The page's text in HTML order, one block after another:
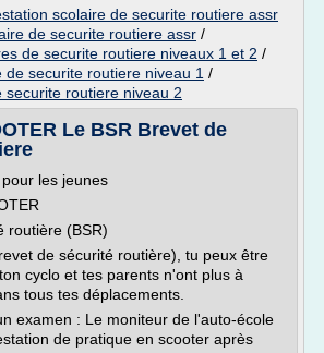
scolaire de securite routiere assr
de securite routiere assr /
de securite routiere niveaux 1 et 2 /
securite routiere niveau 1 /
securite routiere niveau 2
Le BSR Brevet de
les jeunes
routière (BSR)
de sécurité routière), tu peux être
cyclo et tes parents n'ont plus à
tous tes déplacements.
examen : Le moniteur de l'auto-école
de pratique en scooter après